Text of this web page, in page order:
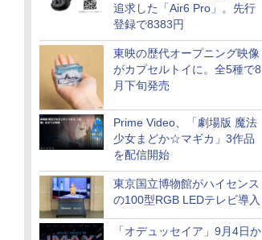
追求した「Air6 Pro」。先行
登録で8383円
東映の歴代オープニング映像
がカプセルトイに。全5種で8
月下旬発売
Prime Video、「劇場版 魔法
少女まどか☆マギカ」3作品
を配信開始
東京国立博物館がハイセンス
の100型RGB LEDテレビ導入
「オデュッセイア」9月4日か